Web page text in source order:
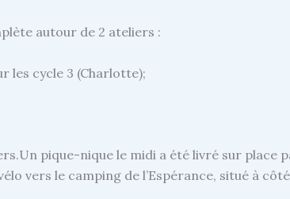
autour de 2 ateliers :
les cycle 3 (Charlotte);
pique-nique le midi a été livré sur
vers le camping de l’Espérance, situé à